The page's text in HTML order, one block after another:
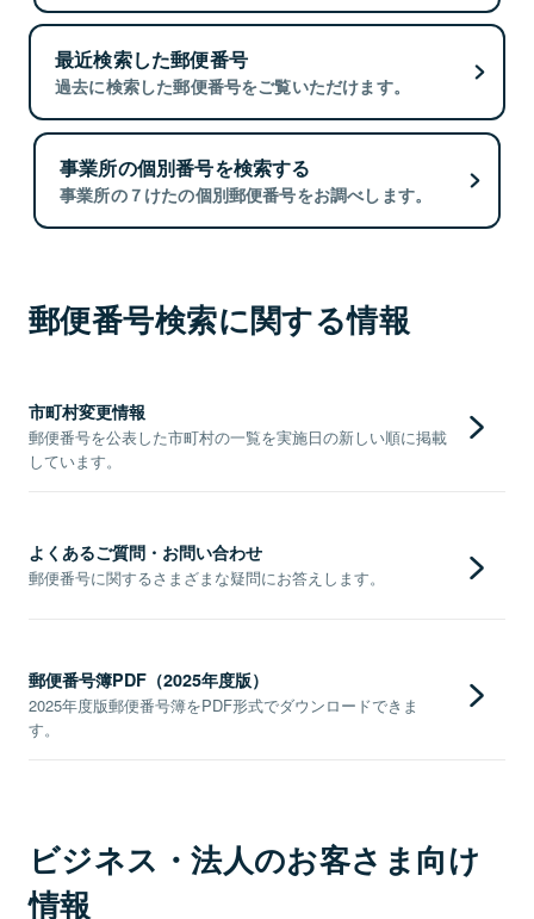
最近検索した郵便番号
過去に検索した郵便番号をご覧いただけます。
事業所の個別番号を検索する
事業所の７けたの個別郵便番号をお調べします。
郵便番号検索に関する情報
市町村変更情報
郵便番号を公表した市町村の一覧を実施日の新しい順に掲載
しています。
よくあるご質問・お問い合わせ
郵便番号に関するさまざまな疑問にお答えします。
郵便番号簿PDF（2025年度版）
2025年度版郵便番号簿をPDF形式でダウンロードできま
す。
ビジネス・法人のお客さま向け
情報